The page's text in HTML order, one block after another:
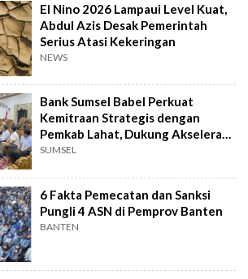
El Nino 2026 Lampaui Level Kuat,
Abdul Azis Desak Pemerintah
Serius Atasi Kekeringan
NEWS
Bank Sumsel Babel Perkuat
Kemitraan Strategis dengan
Pemkab Lahat, Dukung Akselerasi
Ekonomi Daerah
SUMSEL
6 Fakta Pemecatan dan Sanksi
Pungli 4 ASN di Pemprov Banten
BANTEN